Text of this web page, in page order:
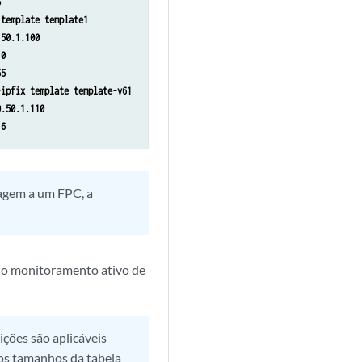
template1
template template-v61
a um FPC, a
o monitoramento ativo de
são aplicáveis
tamanhos da tabela